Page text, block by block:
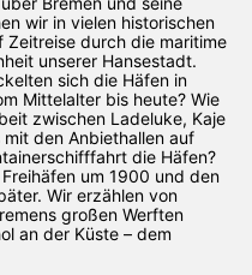
wir in vielen historischen
Zeitreise durch die maritime
unserer Hansestadt.
sich die Häfen in
Mittelalter bis heute? Wie
zwischen Ladeluke, Kaje
den Anbiethallen auf
die Häfen?
um 1900 und den
Wir erzählen von
großen Werften
an der Küste – dem